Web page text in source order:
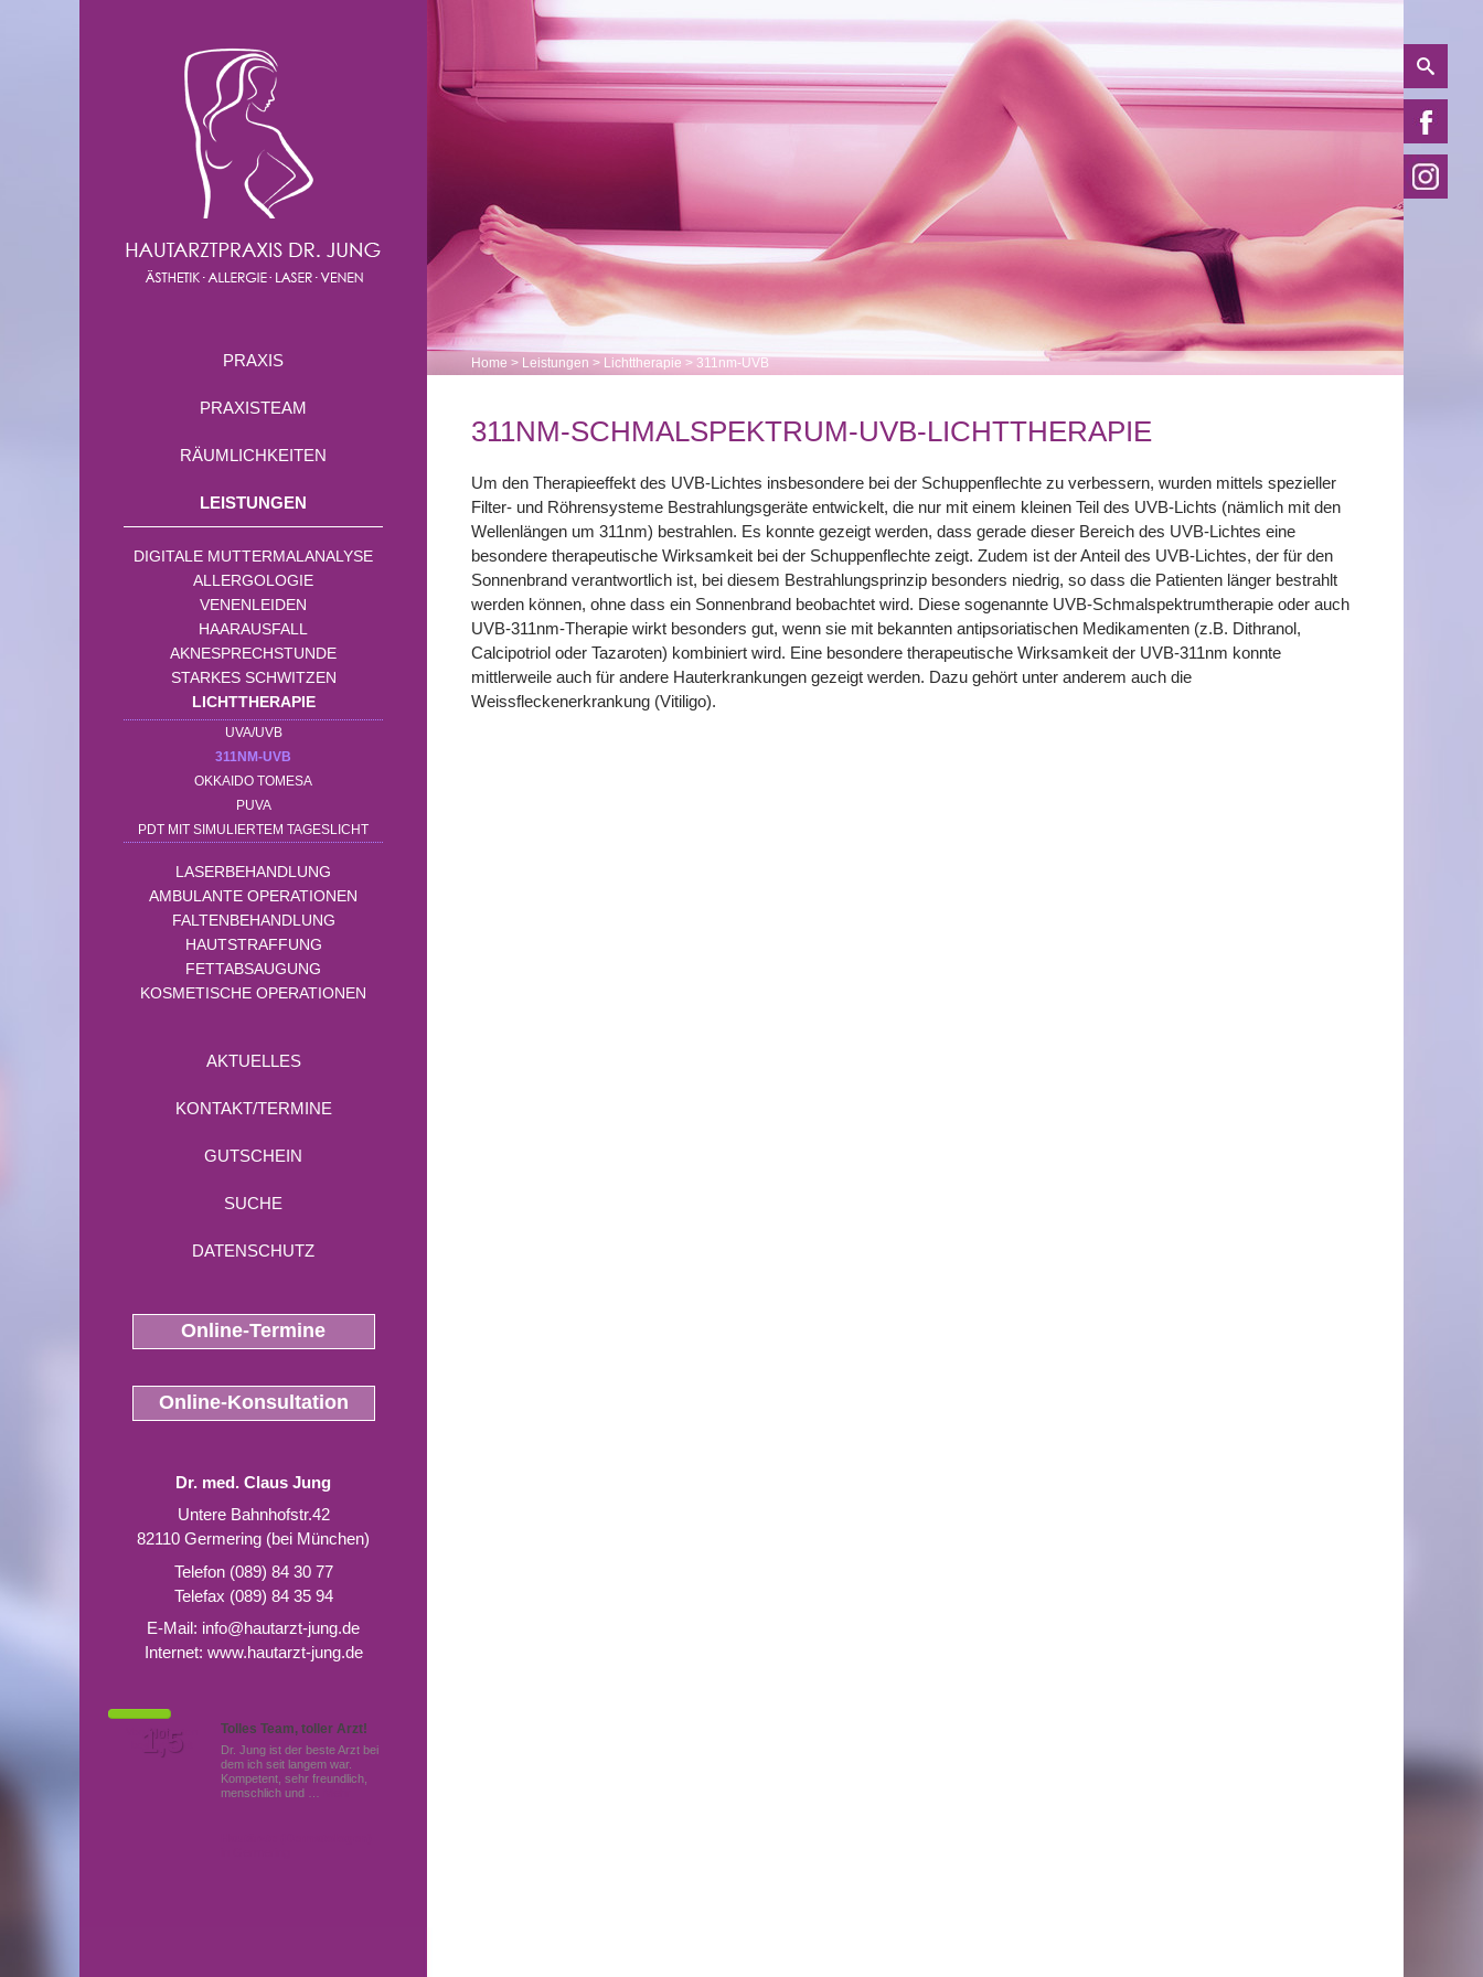
PRAXIS
PRAXISTEAM
RÄUMLICHKEITEN
LEISTUNGEN
DIGITALE MUTTERMALANALYSE
ALLERGOLOGIE
VENENLEIDEN
HAARAUSFALL
AKNESPRECHSTUNDE
STARKES SCHWITZEN
LICHTTHERAPIE
UVA/UVB
311NM-UVB
OKKAIDO TOMESA
PUVA
PDT MIT SIMULIERTEM TAGESLICHT
LASERBEHANDLUNG
AMBULANTE OPERATIONEN
FALTENBEHANDLUNG
HAUTSTRAFFUNG
FETTABSAUGUNG
KOSMETISCHE OPERATIONEN
AKTUELLES
KONTAKT/TERMINE
GUTSCHEIN
SUCHE
DATENSCHUTZ
Online-Termine
Online-Konsultation
Dr. med. Claus Jung
Untere Bahnhofstr.42
82110 Germering (bei München)
Telefon (089) 84 30 77
Telefax (089) 84 35 94
E-Mail: info@hautarzt-jung.de
Internet: www.hautarzt-jung.de
Tolles Team, toller Arzt!
Dr. Jung ist der beste Arzt bei
dem ich seit langem war.
Kompetent, sehr freundlich,
menschlich und …
Von Patienten
bewertet mit
Note
1,5
Home > Leistungen > Lichttherapie > 311nm-UVB
311NM-SCHMALSPEKTRUM-UVB-LICHTTHERAPIE
Um den Therapieeffekt des UVB-Lichtes insbesondere bei der Schuppenflechte zu verbessern, wurden mittels spezieller
Filter- und Röhrensysteme Bestrahlungsgeräte entwickelt, die nur mit einem kleinen Teil des UVB-Lichts (nämlich mit den
Wellenlängen um 311nm) bestrahlen. Es konnte gezeigt werden, dass gerade dieser Bereich des UVB-Lichtes eine
besondere therapeutische Wirksamkeit bei der Schuppenflechte zeigt. Zudem ist der Anteil des UVB-Lichtes, der für den
Sonnenbrand verantwortlich ist, bei diesem Bestrahlungsprinzip besonders niedrig, so dass die Patienten länger bestrahlt
werden können, ohne dass ein Sonnenbrand beobachtet wird. Diese sogenannte UVB-Schmalspektrumtherapie oder auch
UVB-311nm-Therapie wirkt besonders gut, wenn sie mit bekannten antipsoriatischen Medikamenten (z.B. Dithranol,
Calcipotriol oder Tazaroten) kombiniert wird. Eine besondere therapeutische Wirksamkeit der UVB-311nm konnte
mittlerweile auch für andere Hauterkrankungen gezeigt werden. Dazu gehört unter anderem auch die
Weissfleckenerkrankung (Vitiligo).